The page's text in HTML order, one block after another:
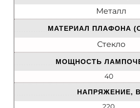
Металл
МАТЕРИАЛ ПЛАФОНА
Стекло
МОЩНОСТЬ
40
НАПРЯЖЕНИЕ, В